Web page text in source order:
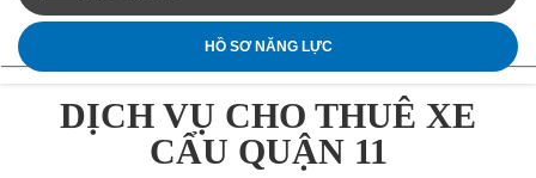
HỒ SƠ NĂNG LỰC
DỊCH VỤ CHO THUÊ XE
CẨU QUẬN 11